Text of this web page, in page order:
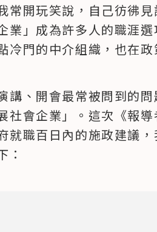
常開玩笑說，自己彷彿
業」成為許多人的職涯
冷門的中介組織，也在政
講、開會最常被問到的
社會企業」。這次《報
就職百日內的施政建議
：